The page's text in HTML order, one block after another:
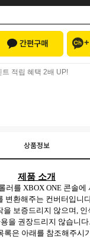
트 적립 혜택 2배 UP!
상품정보
제품 소개
러를 XBOX ONE 콘솔에
변환해주는 컨버터입니
보증드리지 않으며,
을 권장드리지 않습니다.
록은 아래를 참조해주시